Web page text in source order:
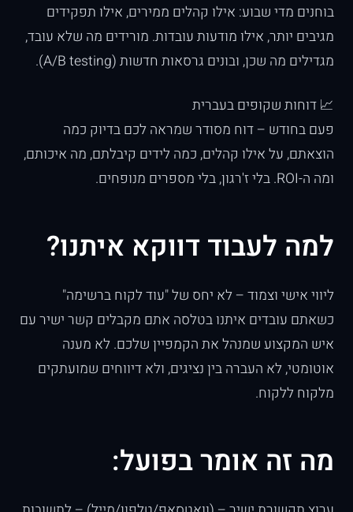
בוחנים מדי שבוע: אילו קהלים ממירים, אילו תפקידים
מגיבים יותר, אילו מודעות עובדות. מורידים מה שלא עובד,
מגדילים מה שכן, ובונים גרסאות חדשות (A/B testing).
📈 דוחות שקופים בעברית
פעם בחודש – דוח מסודר שמראה לכם בדיוק כמה
הוצאתם, על אילו קהלים, כמה לידים קיבלתם, מה איכותם,
ומה ה-ROI. בלי ז'רגון, בלי מספרים מנופחים.
למה לעבוד דווקא איתנו?
ליווי אישי וצמוד – לא יחס של "עוד לקוח ברשימה"
כשאתם עובדים איתנו בטלסה אתם מקבלים קשר ישיר עם
איש המקצוע שמנהל את הקמפיין שלכם. לא מענה
אוטומטי, לא העברה בין נציגים, ולא דיווחים שמועתקים
מלקוח ללקוח.
מה זה אומר בפועל: